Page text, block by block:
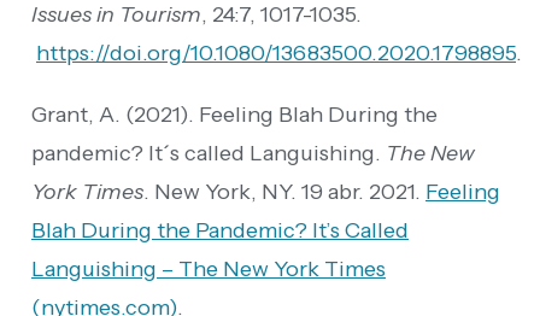
Issues in Tourism, 24:7, 1017-1035.
https://doi.org/10.1080/13683500.2020.1798895.
Grant, A. (2021). Feeling Blah During the
pandemic? It´s called Languishing. The New
York Times. New York, NY. 19 abr. 2021. Feeling
Blah During the Pandemic? It’s Called
Languishing – The New York Times
(nytimes.com).